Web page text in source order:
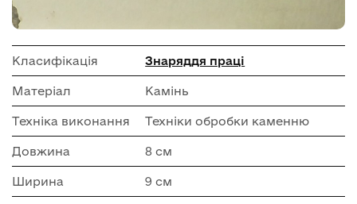
Класифікація Знаряддя праці
Матеріал Камінь
Техніка виконання Техніки обробки каменню
Довжина 8 см
Ширина 9 см